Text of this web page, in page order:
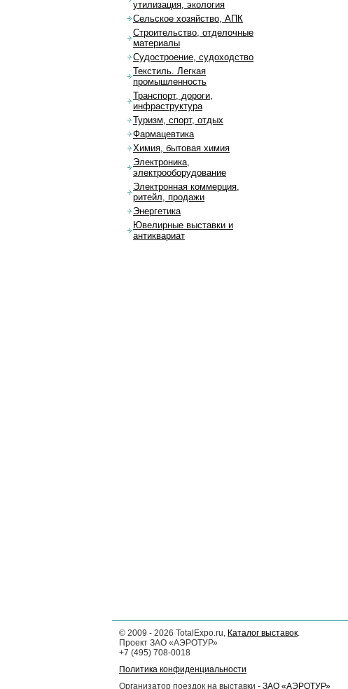
утилизация, экология
Сельское хозяйство, АПК
Строительство, отделочные
материалы
Судостроение, судоходство
Текстиль. Легкая
промышленность
Транспорт, дороги,
инфраструктура
Туризм, спорт, отдых
Фармацевтика
Химия, бытовая химия
Электроника,
электрооборудование
Электронная коммерция,
ритейл, продажи
Энергетика
Ювелирные выставки и
антиквариат
© 2009 - 2026 TotalExpo.ru, Каталог выставок.
Проект ЗАО «АЭРОТУР»
+7 (495) 708-0018
Политика конфиденциальности
Организатор поездок на выставки - ЗАО «АЭРОТУР»